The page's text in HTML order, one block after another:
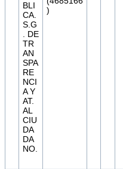
BLI
CA.
S.G
. DE
TR
AN
SPA
RE
NCI
A Y
AT.
AL
CIU
DA
DA
NO.
)